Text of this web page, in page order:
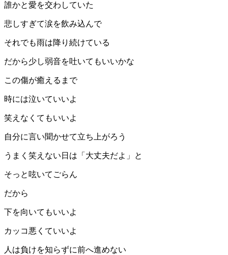
誰かと愛を交わしていた
悲しすぎて涙を飲み込んで
それでも雨は降り続けている
だから少し弱音を吐いてもいいかな
この傷が癒えるまで
時には泣いていいよ
笑えなくてもいいよ
自分に言い聞かせて立ち上がろう
うまく笑えない日は「大丈夫だよ」と
そっと呟いてごらん
だから
下を向いてもいいよ
カッコ悪くていいよ
人は負けを知らずに前へ進めない